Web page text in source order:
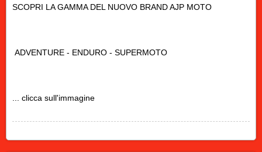
SCOPRI LA GAMMA DEL NUOVO BRAND AJP MOTO
ADVENTURE - ENDURO - SUPERMOTO
... clicca sull'immagine